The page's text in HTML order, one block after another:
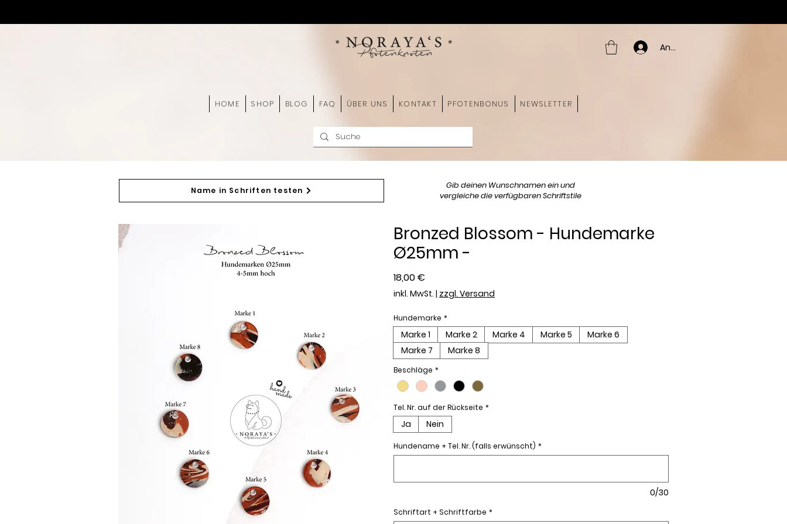
Anmelden
HOME SHOP BLOG FAQ ÜBER UNS KONTAKT PFOTENBONUS NEWSLETTER
Name in Schriften testen
Gib deinen Wunschnamen ein und
vergleiche die verfügbaren Schriftstile
Bronzed Blossom - Hundemarke
Ø25mm -
18,00 €
inkl. MwSt. | zzgl. Versand
Hundemarke *
Marke 1 Marke 2 Marke 4 Marke 5
Marke 6
Marke 7
Marke 8
Beschläge *
Tel. Nr. auf der Rückseite *
Ja Nein
Hundename + Tel. Nr. (falls erwünscht) *
0/30
Schriftart + Schriftfarbe *